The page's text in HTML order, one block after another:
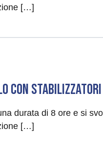
[…]
CON
durata di 8 ore e si
[…]